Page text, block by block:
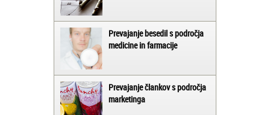
Prevajanje besedil s področja
medicine in farmacije
Prevajanje člankov s področja
marketinga